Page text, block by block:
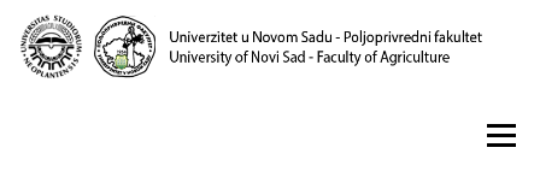
content
Menu